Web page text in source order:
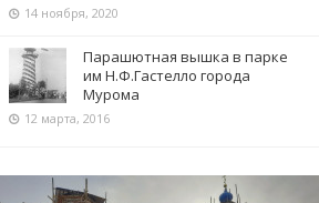
14 ноября, 2020
Парашютная вышка в парке
им Н.Ф.Гастелло города
Мурома
12 марта, 2016